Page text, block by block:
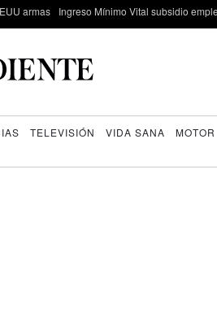
armas Ingreso Mínimo Vital subsidio
TELEVISIÓN VIDA SANA MOTOR